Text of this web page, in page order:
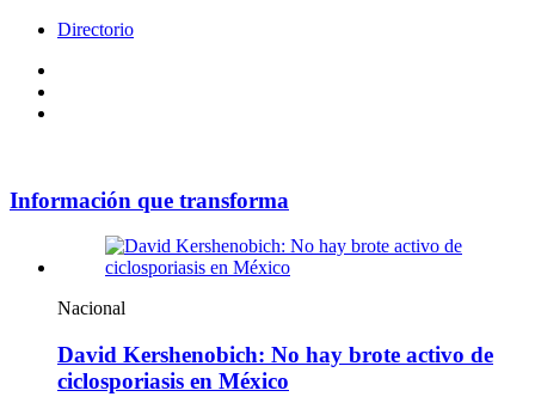
Directorio
Información que transforma
Nacional
David Kershenobich: No hay brote activo de
ciclosporiasis en México